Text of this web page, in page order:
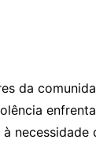
da
necessidade